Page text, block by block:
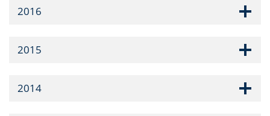
2016
2015
2014